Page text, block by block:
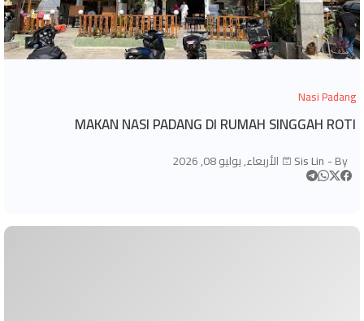
Nasi Padang
MAKAN NASI PADANG DI RUMAH SINGGAH ROTI
By -
Sis Lin الأربعاء, يوليو 08, 2026